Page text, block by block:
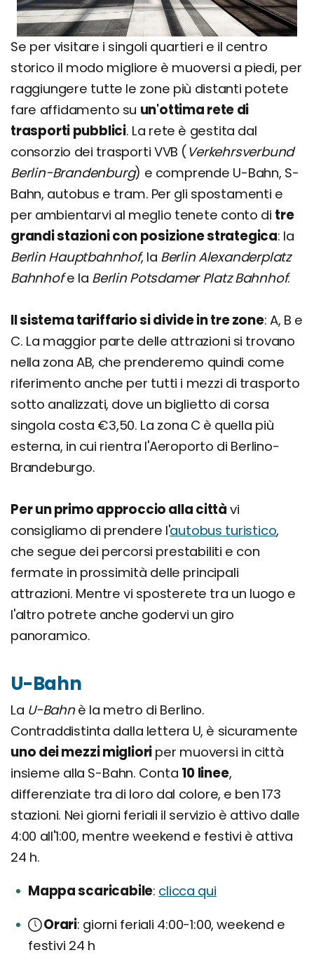
Se per visitare i singoli quartieri e il centro
storico il modo migliore è muoversi a piedi, per
raggiungere tutte le zone più distanti potete
fare affidamento su un'ottima rete di
trasporti pubblici. La rete è gestita dal
consorzio dei trasporti VVB ( Verkehrsverbund
Berlin-Brandenburg) e comprende U-Bahn, S-
Bahn, autobus e tram. Per gli spostamenti e
per ambientarvi al meglio tenete conto di tre
grandi stazioni con posizione strategica: la
Berlin Hauptbahnhof, la Berlin Alexanderplatz
Bahnhofe la Berlin Potsdamer Platz Bahnhof.
Il sistema tariffario si divide in tre zone: A, B e
C. La maggior parte delle attrazioni si trovano
nella zona AB, che prenderemo quindi come
riferimento anche per tutti i mezzi di trasporto
sotto analizzati, dove un biglietto di corsa
singola costa €3,50. La zona C è quella più
esterna, in cui rientra l'Aeroporto di Berlino-
Brandeburgo.
Per un primo approccio alla città vi
consigliamo di prendere l'autobus turistico,
che segue dei percorsi prestabiliti e con
fermate in prossimità delle principali
attrazioni. Mentre vi sposterete tra un luogo e
l'altro potrete anche godervi un giro
panoramico.
U-Bahn
La U-Bahnè la metro di Berlino.
Contraddistinta dalla lettera U, è sicuramente
uno dei mezzi migliori per muoversi in città
insieme alla S-Bahn. Conta 10 linee,
differenziate tra di loro dal colore, e ben 173
stazioni. Nei giorni feriali il servizio è attivo dalle
4:00 all'1:00, mentre weekend e festivi è attiva
24 h.
Mappa scaricabile clicca qui
Orari giorni feriali 4:00-1:00, weekend e
festivi 24 h